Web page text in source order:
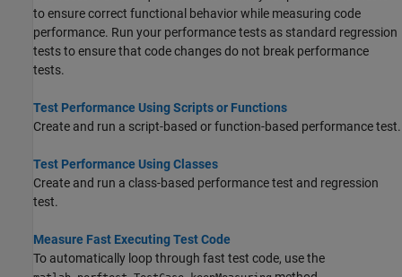
to ensure correct functional behavior while measuring code
performance. Run your performance tests as standard regression
tests to ensure that code changes do not break performance
tests.
Test Performance Using Scripts or Functions
Create and run a script-based or function-based performance test.
Test Performance Using Classes
Create and run a class-based performance test and regression
test.
Measure Fast Executing Test Code
To automatically loop through fast test code, use the